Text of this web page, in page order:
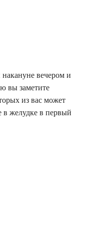
вечером и
вы заметите
из вас может
в желудке в первый